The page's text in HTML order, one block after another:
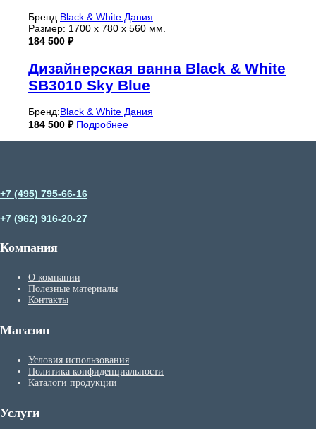
Бренд:Black & White Дания
Размер: 1700 х 780 х 560 мм.
184 500 ₽
Дизайнерская ванна Black & White
SB3010 Sky Blue
Бренд:Black & White Дания
184 500 ₽ Подробнее
+7 (495) 795-66-16
+7 (962) 916-20-27
Компания
О компании
Полезные материалы
Контакты
Магазин
Условия использования
Политика конфиденциальности
Каталоги продукции
Услуги